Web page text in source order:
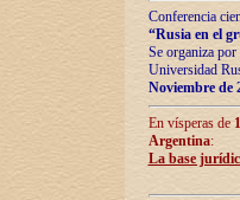
Conferencia
“Rusia en el
Se organiza
Universidad
Noviembre de
En vísperas de
Argentina:
La base